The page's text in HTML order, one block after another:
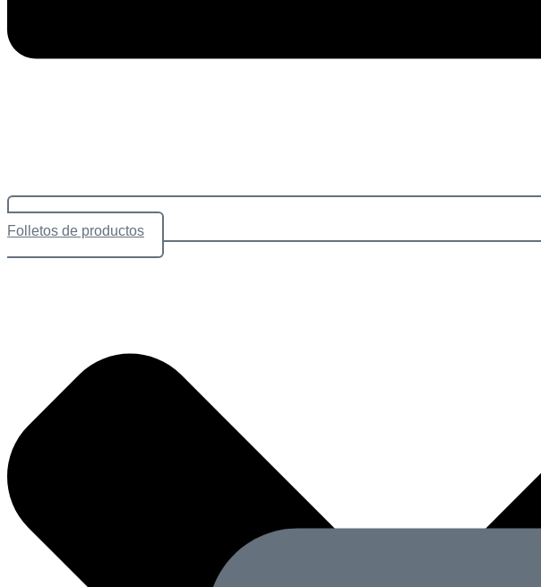
Folletos de productos